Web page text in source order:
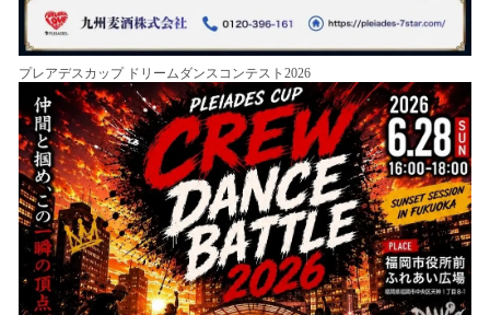
プレアデスカップ ドリームダンスコンテスト2026